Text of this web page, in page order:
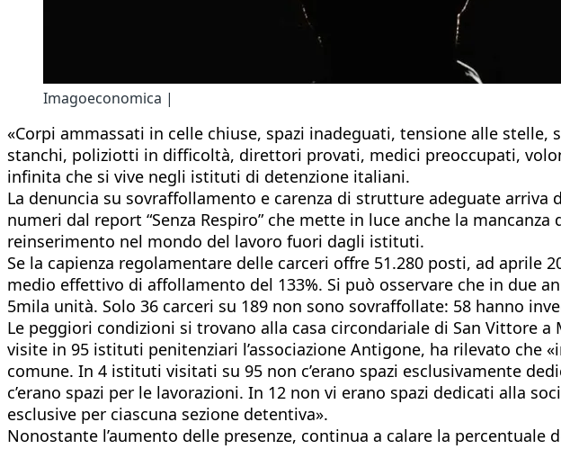
Imagoeconomica |
«Corpi ammassati in celle chiuse, spazi inadeguati, tensione alle
stanchi, poliziotti in difficoltà, direttori provati, medici preoccupati,
infinita che si vive negli istituti di detenzione italiani.
La denuncia su sovraffollamento e carenza di strutture adeguate arriva
numeri dal report “Senza Respiro” che mette in luce anche la
reinserimento nel mondo del lavoro fuori dagli istituti.
Se la capienza regolamentare delle carceri offre 51.280 posti, ad aprile
medio effettivo di affollamento del 133%. Si può osservare che in due
5mila unità. Solo 36 carceri su 189 non sono sovraffollate: 58 hanno
Le peggiori condizioni si trovano alla casa circondariale di San Vittore
visite in 95 istituti penitenziari l’associazione Antigone, ha rilevato che
comune. In 4 istituti visitati su 95 non c’erano spazi esclusivamente
c’erano spazi per le lavorazioni. In 12 non vi erano spazi dedicati alla
esclusive per ciascuna sezione detentiva».
Nonostante l’aumento delle presenze, continua a calare la